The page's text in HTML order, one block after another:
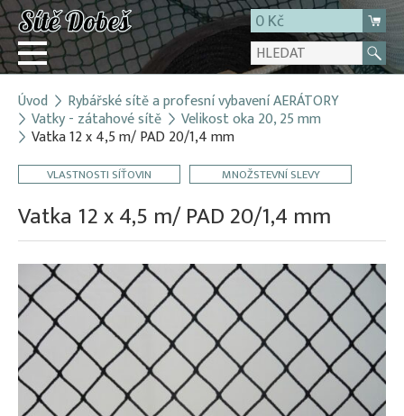
0 Kč
Přihlásit
Registrace
E-shop
O firmě
Kontakt
Úvod Rybářské sítě a profesní vybavení AERÁTORY
Vatky - zátahové sítě Velikost oka 20, 25 mm
Vatka 12 x 4,5 m/ PAD 20/1,4 mm
VLASTNOSTI SÍŤOVIN MNOŽSTEVNÍ SLEVY
Vatka 12 x 4,5 m/ PAD 20/1,4 mm